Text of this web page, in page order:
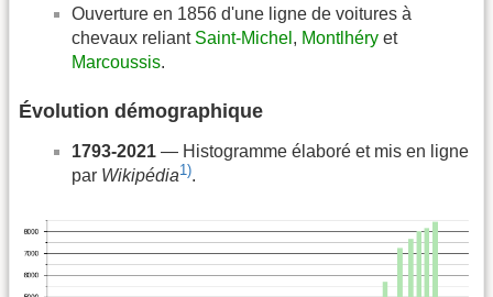
Ouverture en 1856 d'une ligne de voitures à
chevaux reliant Saint-Michel , Montlhéry et
Marcoussis.
Évolution démographique
1793-2021 — Histogramme élaboré et mis en ligne
par Wikipédia1).